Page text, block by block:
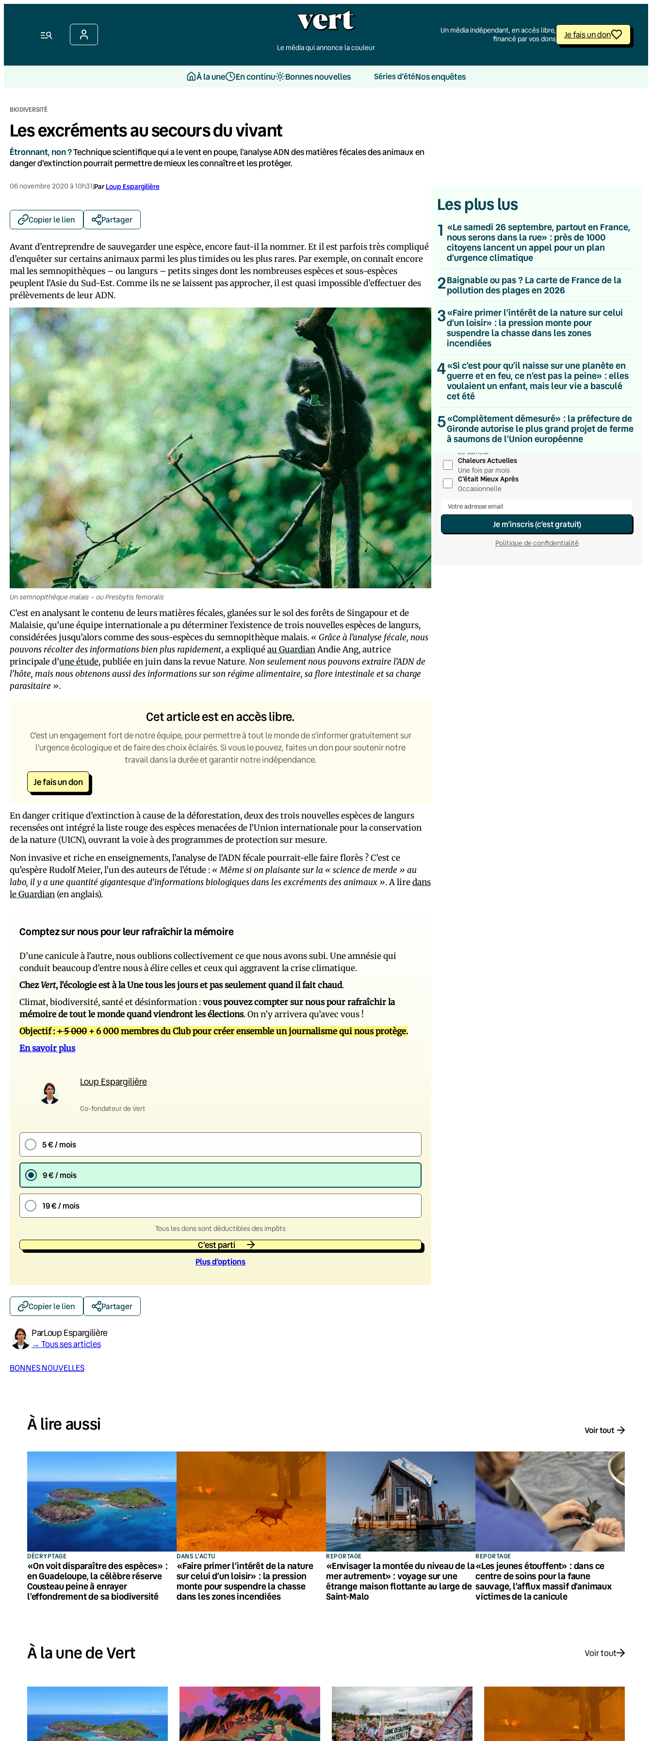
Menu
Le média qui annonce la couleur
Un média indépendant, en accès libre,
financé par vos dons
Je fais un don
À la une En continu Bonnes nouvelles Séries d’étéNos enquêtes
BIODIVERSITÉ
Les excréments au secours du vivant
Étronnant, non ?Technique scientifique qui a le vent en poupe, l'analyse ADN des matières fécales des animaux en
danger d'extinction pourrait permettre de mieux les connaître et les protéger.
06 novembre 2020 à 10h31|Par Loup Espargilière
Copier le lien Partager
Avant d’entreprendre de sauvegarder une espèce, encore faut-il la nommer. Et il est parfois très compliqué
d’enquêter sur certains animaux parmi les plus timides ou les plus rares. Par exemple, on connaît encore
mal les semnopithèques – ou langurs – petits singes dont les nombreuses espèces et sous-espèces
peuplent l’Asie du Sud-Est. Comme ils ne se laissent pas approcher, il est quasi impossible d’effectuer des
prélèvements de leur ADN.
Un semnopithèque malais – ou Presbytis femoralis
C’est en analysant le contenu de leurs matières fécales, glanées sur le sol des forêts de Singapour et de
Malaisie, qu’une équipe internationale a pu déterminer l’existence de trois nouvelles espèces de langurs,
considérées jusqu’alors comme des sous-espèces du semnopithèque malais. « Grâce à l’analyse fécale, nous
pouvons récolter des informations bien plus rapidement, a expliquéau GuardianAndie Ang, autrice
principale d’une étude, publiée en juin dans la revue Nature.Non seulement nous pouvons extraire l’ADN de
l’hôte, mais nous obtenons aussi des informations sur son régime alimentaire, sa flore intestinale et sa charge
parasitaire ».
Cet article est en accès libre.
C’est un engagement fort de notre équipe, pour permettre à tout le monde de s’informer gratuitement sur
l’urgence écologique et de faire des choix éclairés. Si vous le pouvez, faites un don pour soutenir notre
travail dans la durée et garantir notre indépendance.
Je fais un don
En danger critique d’extinction à cause de la déforestation, deux des trois nouvelles espèces de langurs
recensées ont intégré la liste rouge des espèces menacées de l’Union internationale pour la conservation
de la nature (UICN), ouvrant la voie à des programmes de protection sur mesure.
Non invasive et riche en enseignements, l’analyse de l’ADN fécale pourrait-elle faire florès ? C’est ce
qu’espère Rudolf Meier, l’un des auteurs de l’étude : « Même si on plaisante sur la « science de merde » au
labo, il y a une quantité gigantesque d’informations biologiques dans les excréments des animaux ». A liredans
le Guardian (en anglais).
Comptez sur nous pour leur rafraîchir la mémoire
D’une canicule à l’autre, nous oublions collectivement ce que nous avons subi. Une amnésie qui
conduit beaucoup d’entre nous à élire celles et ceux qui aggravent la crise climatique.
ChezVert, l’écologie est à la Une tous les jours et pas seulement quand il fait chaud.
Climat, biodiversité, santé et désinformation :vous pouvez compter sur nous pour rafraîchir la
mémoire de tout le monde quand viendront les élections. On n’y arrivera qu’avec vous !
Objectif :+ 5 000 + 6 000 membres du Club pour créer ensemble un journalisme qui nous protège.
En savoir plus
Loup Espargilière
Co-fondateur de Vert
5 € / mois
9 € / mois
19 € / mois
Tous les dons sont déductibles des impôts
C'est parti
Plus d’options
Copier le lien Partager
ParLoup Espargilière
→ Tous ses articles
BONNES NOUVELLES
Les plus lus
1 «Le samedi 26 septembre, partout en France,
nous serons dans la rue» : près de 1000
citoyens lancent un appel pour un plan
d’urgence climatique
2Baignable ou pas ? La carte de France de la
pollution des plages en 2026
3«Faire primer l’intérêt de la nature sur celui
d’un loisir» : la pression monte pour
suspendre la chasse dans les zones
incendiées
4«Si c’est pour qu’il naisse sur une planète en
guerre et en feu, ce n’est pas la peine» : elles
voulaient un enfant, mais leur vie a basculé
cet été
5«Complètement démesuré» : la préfecture de
Gironde autorise le plus grand projet de ferme
à saumons de l’Union européenne
💌 Inscrivez-vous à nos newsletters
Quotidienne
Du lundi au vendredi
Hebdomadaire
Le samedi
Chaleurs Actuelles
Une fois par mois
C’était Mieux Après
Occasionnelle
Je m’inscris (c’est gratuit)
Politique de confidentialité
À lire aussi Voir tout
DÉCRYPTAGE
«On voit disparaître des espèces» :
en Guadeloupe, la célèbre réserve
Cousteau peine à enrayer
l’effondrement de sa biodiversité
DANS L'ACTU
«Faire primer l’intérêt de la nature
sur celui d’un loisir» : la pression
monte pour suspendre la chasse
dans les zones incendiées
REPORTAGE
«Envisager la montée du niveau de la
mer autrement» : voyage sur une
étrange maison flottante au large de
Saint-Malo
REPORTAGE
«Les jeunes étouffent» : dans ce
centre de soins pour la faune
sauvage, l’afflux massif d’animaux
victimes de la canicule
À la une de Vert Voir tout